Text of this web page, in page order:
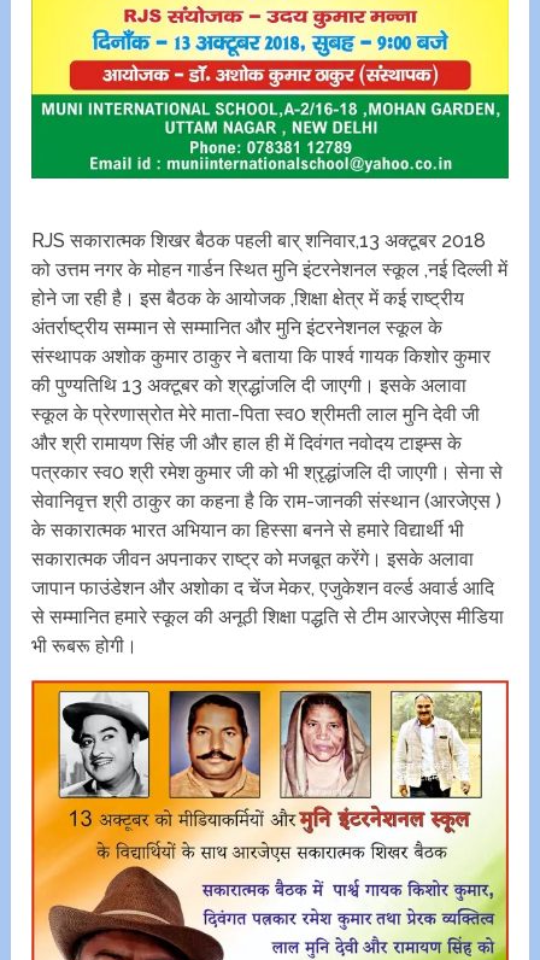
RJS सकारात्मक शिखर बैठक पहली बार् शनिवार,13 अक्टूबर 2018
को उत्तम नगर के मोहन गार्डन स्थित मुनि इंटरनेशनल स्कूल ,नई दिल्ली में
होने जा रही है। इस बैठक के आयोजक ,शिक्षा क्षेत्र में कई राष्ट्रीय
अंतर्राष्ट्रीय सम्मान से सम्मानित और मुनि इंटरनेशनल स्कूल के
संस्थापक अशोक कुमार ठाकुर ने बताया कि पार्श्व गायक किशोर कुमार
की पुण्यतिथि 13 अक्टूबर को श्रद्धांजलि दी जाएगी। इसके अलावा
स्कूल के प्रेरणास्रोत मेरे माता-पिता स्व0 श्रीमती लाल मुनि देवी जी
और श्री रामायण सिंह जी और हाल ही‌ में दिवंगत नवोदय टाइम्स के
पत्रकार स्व0 श्री रमेश कुमार जी को भी श्रृद्धांजलि दी जाएगी। सेना से
सेवानिवृत्त श्री ठाकुर का कहना है कि राम-जानकी संस्थान (आरजेएस )
के सकारात्मक भारत अभियान का हिस्सा बनने से हमारे विद्यार्थी भी
सकारात्मक जीवन अपनाकर राष्ट्र को मजबूत करेंगे। इसके अलावा
जापान फाउंडेशन और अशोका द चेंज मेकर, एजुकेशन वर्ल्ड अवार्ड आदि
से सम्मानित हमारे स्कूल की अनूठी ‌शिक्षा पद्धति से टीम आरजेएस मीडिया
भी रूबरू होगी।